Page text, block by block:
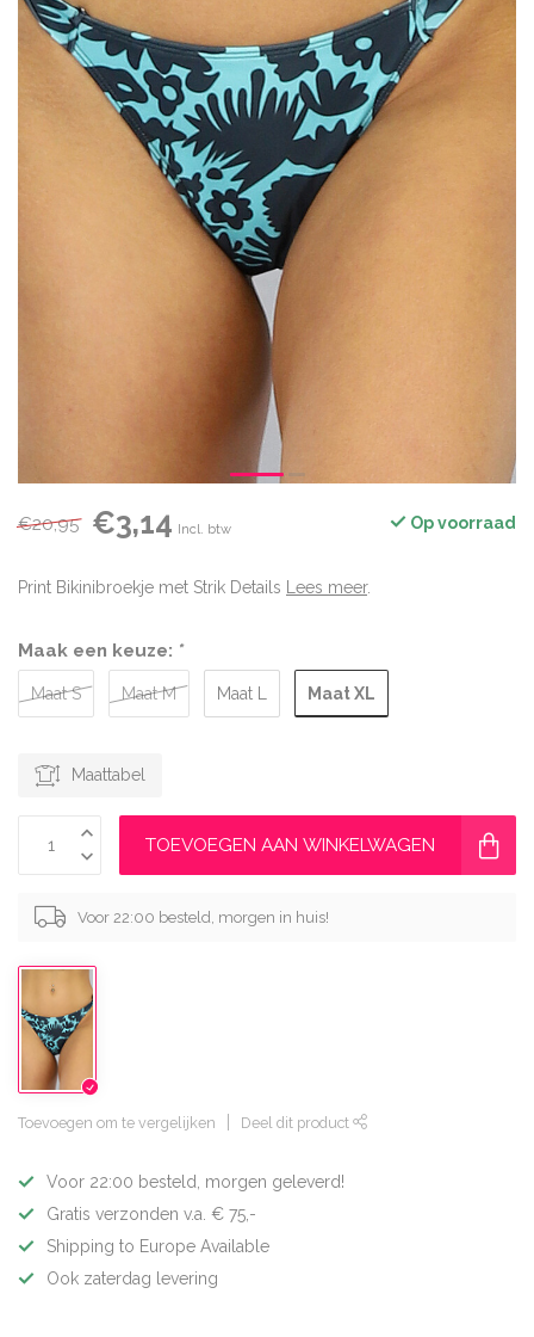
€20,95 €3,14 Incl. btw Op voorraad
Print Bikinibroekje met Strik Details Lees meer.
Maak een keuze: *
Maat S Maat M Maat L Maat XL
Maattabel
TOEVOEGEN AAN WINKELWAGEN
Voor 22:00 besteld, morgen in huis!
Toevoegen om te vergelijken Deel dit product
Voor 22:00 besteld, morgen geleverd!
Gratis verzonden v.a. € 75,-
Shipping to Europe Available
Ook zaterdag levering